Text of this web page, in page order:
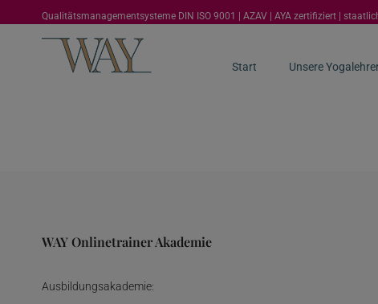
Qualitätsmanagementsysteme DIN ISO 9001 | AZAV | AYA zertifiziert |
Start Unsere
WAY Onlinetrainer Akademie
Ausbildungsakademie: